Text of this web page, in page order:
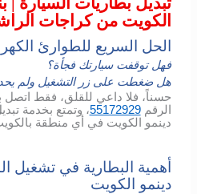
الكويت من كراجات
الحل السريع للطوارئ
فهل توقفت سيارتك فجأة؟
هل ضغطت على زر التشغيل ولم
حسناً، فلا داعي للقلق، فقط اتصل
الرقم55172929، وتمتع بخدمة
دينمو الكويت في أي منطقة
أهمية البطارية في تشغيل
دينمو الكويت